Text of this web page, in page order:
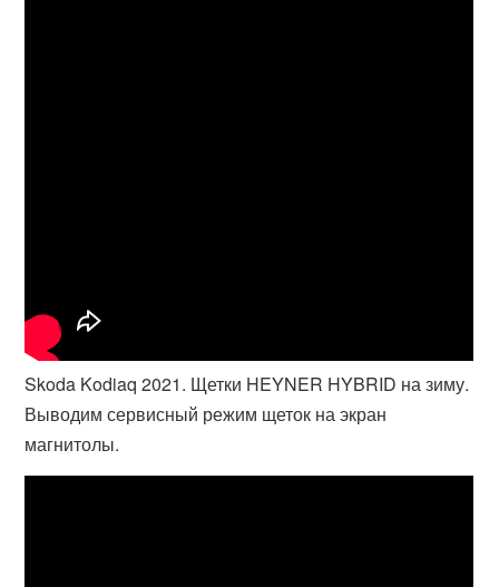
Skoda Kodiaq 2021. Щетки HEYNER HYBRID на зиму.
Выводим сервисный режим щеток на экран
магнитолы.